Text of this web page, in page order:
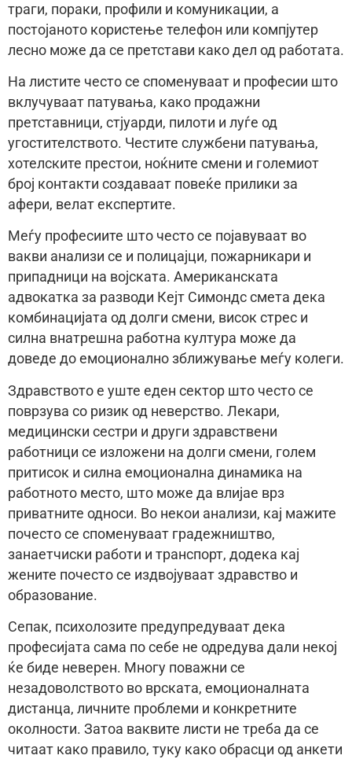
траги, пораки, профили и комуникации, а
постојаното користење телефон или компјутер
лесно може да се претстави како дел од работата.
На листите често се споменуваат и професии што
вклучуваат патувања, како продажни
претставници, стјуарди, пилоти и луѓе од
угостителството. Честите службени патувања,
хотелските престои, ноќните смени и големиот
број контакти создаваат повеќе прилики за
афери, велат експертите.
Меѓу професиите што често се појавуваат во
вакви анализи се и полицајци, пожарникари и
припадници на војската. Американската
адвокатка за разводи Кејт Симондс смета дека
комбинацијата од долги смени, висок стрес и
силна внатрешна работна култура може да
доведе до емоционално зближување меѓу колеги.
Здравството е уште еден сектор што често се
поврзува со ризик од неверство. Лекари,
медицински сестри и други здравствени
работници се изложени на долги смени, голем
притисок и силна емоционална динамика на
работното место, што може да влијае врз
приватните односи. Во некои анализи, кај мажите
почесто се споменуваат градежништво,
занаетчиски работи и транспорт, додека кај
жените почесто се издвојуваат здравство и
образование.
Сепак, психолозите предупредуваат дека
професијата сама по себе не одредува дали некој
ќе биде неверен. Многу поважни се
незадоволството во врската, емоционалната
дистанца, личните проблеми и конкретните
околности. Затоа ваквите листи не треба да се
читаат како правило, туку како обрасци од анкети